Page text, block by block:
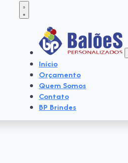
Início
Orçamento
Quem Somos
Contato
BP Brindes